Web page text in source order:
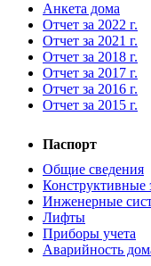
Анкета дома
Отчет за 2022 г.
Отчет за 2021 г.
Отчет за 2018 г.
Отчет за 2017 г.
Отчет за 2016 г.
Отчет за 2015 г.
Паспорт
Общие сведения
Конструктивные
Инженерные
Лифты
Приборы учета
Аварийность